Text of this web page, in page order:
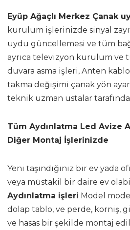
Eyüp Ağaçlı Merkez Çanak
kurulum işlerinizde sinyal
uydu güncellemesi ve tüm
ayrıca televizyon kurulum ve
duvara asma işleri, Anten
takma değişimi çanak yön
teknik uzman ustalar
Tüm Aydınlatma Led Avize
Diğer Montaj İşlerinizde
Yeni taşındığınız bir ev yada
veya müstakil bir daire ev
Aydınlatma işleri Model
dolap tablo, ve perde, korniş,
ve hasas bir şekilde montaj